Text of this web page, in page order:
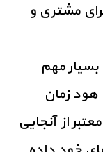
مشتری و
مهم
زمان
از آنجایی